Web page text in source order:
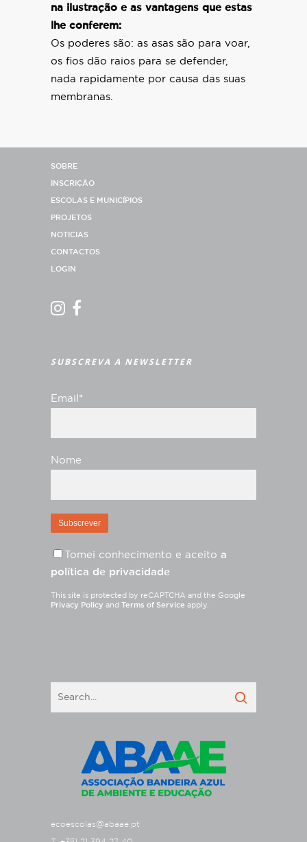
na ilustração e as vantagens que estas
lhe conferem:
Os poderes são: as asas são para voar,
os fios dão raios para se defender,
nada rapidamente por causa das suas
membranas.
SOBRE
INSCRIÇÃO
ESCOLAS E MUNICÍPIOS
PROJETOS
NOTICIAS
CONTACTOS
LOGIN
SUBSCREVA A NEWSLETTER
Email*
Nome
Tomei conhecimento e aceito a
política de privacidade
This site is protected by reCAPTCHA and the Google
Privacy Policy and Terms of Service apply.
ecoescolas@abaae.pt